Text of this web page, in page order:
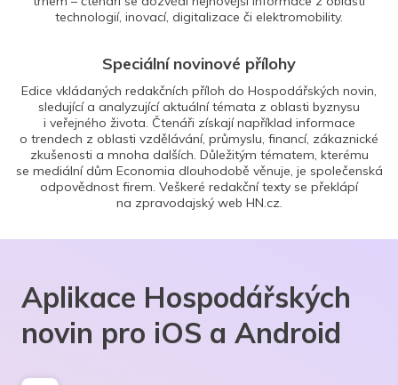
technologií, inovací, digitalizace či elektromobility.
Speciální novinové přílohy
Edice vkládaných redakčních příloh do Hospodářských novin,
sledující a analyzující aktuální témata z oblasti byznysu
i veřejného života. Čtenáři získají například informace
o trendech z oblasti vzdělávání, průmyslu, financí, zákaznické
zkušenosti a mnoha dalších. Důležitým tématem, kterému
se mediální dům Economia dlouhodobě věnuje, je společenská
odpovědnost firem. Veškeré redakční texty se překlápí
na zpravodajský web HN.cz.
Aplikace Hospodářských
novin pro iOS a Android